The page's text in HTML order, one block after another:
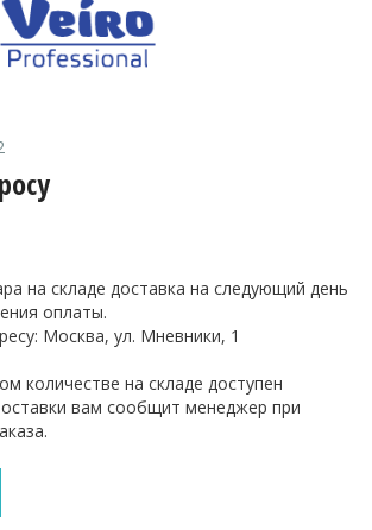
на складе доставка на следующий день
оплаты.
Москва, ул. Мневники, 1
количестве на складе доступен
вам сообщит менеджер при